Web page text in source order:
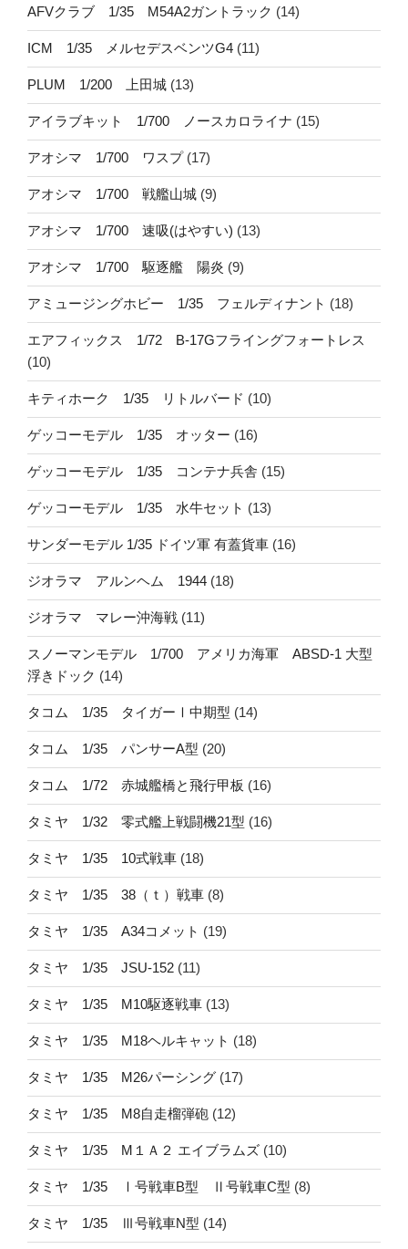
AFVクラブ 1/35 M54A2ガントラック (14)
ICM 1/35 メルセデスベンツG4 (11)
PLUM 1/200 上田城 (13)
アイラブキット 1/700 ノースカロライナ (15)
アオシマ 1/700 ワスプ(17)
アオシマ 1/700 戦艦山城 (9)
アオシマ 1/700 速吸(はやすい) (13)
アオシマ 1/700 駆逐艦 陽炎 (9)
アミュージングホビー 1/35 フェルディナント (18)
エアフィックス 1/72 B-17Gフライングフォートレス
(10)
キティホーク 1/35 リトルバード (10)
ゲッコーモデル 1/35 オッター (16)
ゲッコーモデル 1/35 コンテナ兵舎 (15)
ゲッコーモデル 1/35 水牛セット (13)
サンダーモデル 1/35 ドイツ軍 有蓋貨車 (16)
ジオラマ アルンヘム 1944 (18)
ジオラマ マレー沖海戦 (11)
スノーマンモデル 1/700 アメリカ海軍 ABSD-1 大型
浮きドック (14)
タコム 1/35 タイガーⅠ中期型 (14)
タコム 1/35 パンサーA型 (20)
タコム 1/72 赤城艦橋と飛行甲板 (16)
タミヤ 1/32 零式艦上戦闘機21型 (16)
タミヤ 1/35 10式戦車 (18)
タミヤ 1/35 38（ｔ）戦車 (8)
タミヤ 1/35 A34コメット (19)
タミヤ 1/35 JSU-152 (11)
タミヤ 1/35 M10駆逐戦車 (13)
タミヤ 1/35 M18ヘルキャット (18)
タミヤ 1/35 M26パーシング (17)
タミヤ 1/35 M8自走榴弾砲 (12)
タミヤ 1/35 M１Ａ２ エイブラムズ (10)
タミヤ 1/35 Ⅰ号戦車B型 Ⅱ号戦車C型 (8)
タミヤ 1/35 Ⅲ号戦車N型 (14)